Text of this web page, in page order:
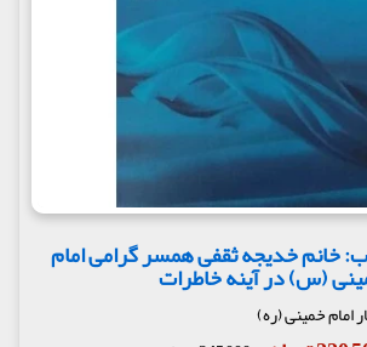
خانم خدیجه ثقفی همسر گرامی امام
(س) در آینه خاطرات
امام خمینی (ره)